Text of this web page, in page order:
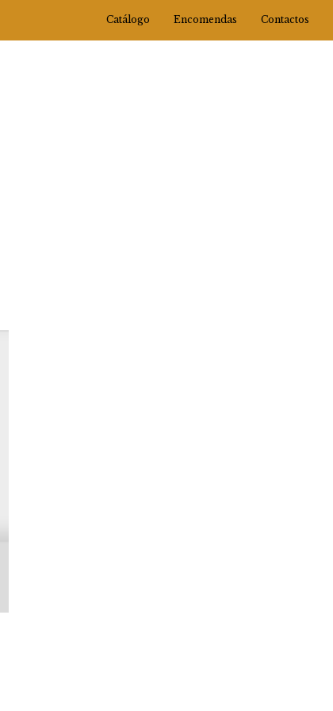
Catálogo Encomendas Contactos